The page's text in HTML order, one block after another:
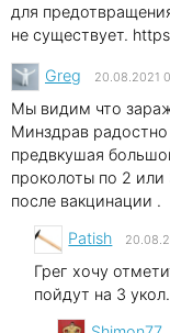
для
не существует.
Greg 20.08.2021
Мы видим что
Минздрав
предвкушая
проколоты по 2 или
после вакцинации .
Patish
Грег хочу
пойдут на 3 укол.